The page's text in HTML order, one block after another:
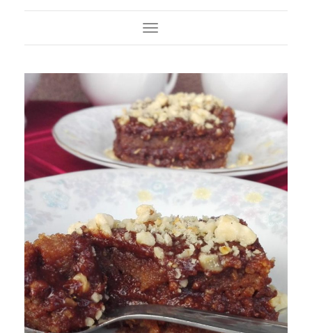
Toggle Navigation